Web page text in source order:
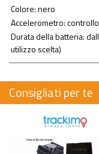
Colore: nero
Accelerometro:
Durata della batteria:
utilizzo scelta)
Consigliati per te